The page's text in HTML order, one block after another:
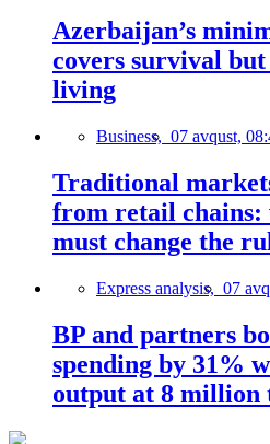
Azerbaijan’s
covers survival
living
Business, 07 avqust,
Traditional
from retail chains:
must change the
Express analysis, 07
BP and partners
spending by 31%
output at 8 million